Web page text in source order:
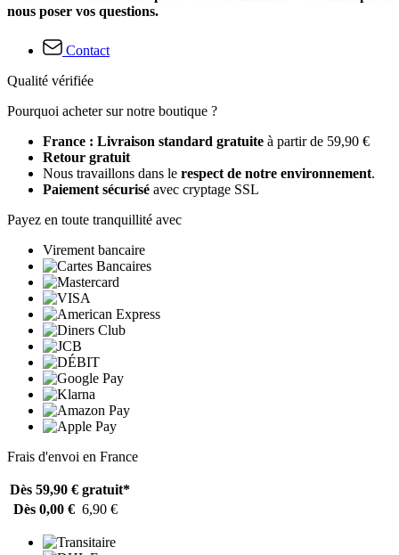
nous poser vos questions.
Contact
Qualité vérifiée
Pourquoi acheter sur notre boutique ?
France : Livraison standard gratuite à partir de 59,90 €
Retour gratuit
Nous travaillons dans le respect de notre environnement.
Paiement sécurisé avec cryptage SSL
Payez en toute tranquillité avec
Virement bancaire
Frais d'envoi en France
Dès 59,90 € gratuit*
Dès 0,00 € 6,90 €